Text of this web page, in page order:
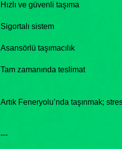
Hızlı ve güvenli taşıma
Sigortalı sistem
Asansörlü taşımacılık
Tam zamanında teslimat
Artık Feneryolu’nda taşınmak;
---